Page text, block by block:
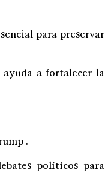
para preservar
a fortalecer la
.
políticos para